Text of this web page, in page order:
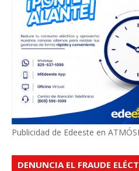
Publicidad de Edeeste en
DENUNCIA EL FRAUDE